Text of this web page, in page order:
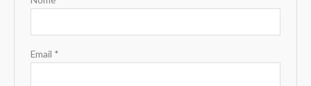
Email *